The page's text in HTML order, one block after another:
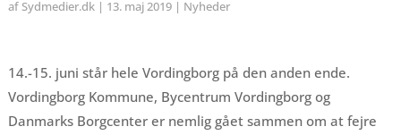
af Sydmedier.dk| 13. maj 2019| Nyheder
14.-15. juni står hele Vordingborg på den anden ende.
Vordingborg Kommune, Bycentrum Vordingborg og
Danmarks Borgcenter er nemlig gået sammen om at fejre